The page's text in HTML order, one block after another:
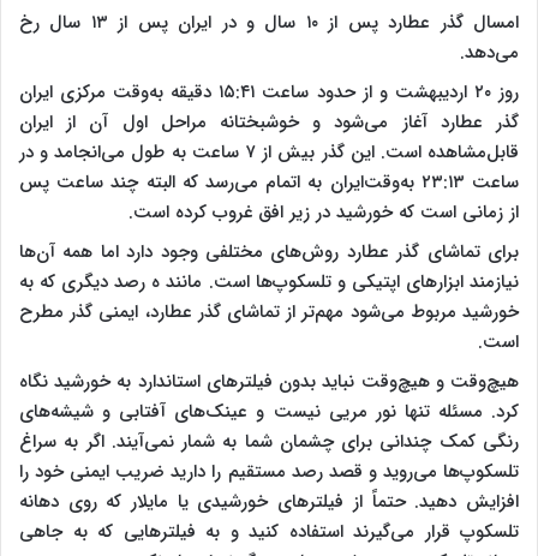
امسال گذر عطارد پس از ۱۰ سال و در ایران پس از ۱۳ سال رخ
می‌دهد.
روز ۲۰ اردیبهشت و از حدود ساعت ۱۵:۴۱ دقیقه به‌وقت مرکزی ایران
گذر عطارد آغاز می‌شود و خوشبختانه مراحل اول آن از ایران
قابل‌مشاهده است. این گذر بیش از ۷ ساعت به طول می‌انجامد و در
ساعت ۲۳:۱۳ به‌وقت‌ایران به اتمام می‌رسد که البته چند ساعت پس
از زمانی است که خورشید در زیر افق غروب کرده است.
برای تماشای گذر عطارد روش‌های مختلفی وجود دارد اما همه آن‌ها
نیازمند ابزارهای اپتیکی و تلسکوپ‌ها است. مانند ه رصد دیگری که به
خورشید مربوط می‌شود مهم‌تر از تماشای گذر عطارد، ایمنی گذر مطرح
است.
هیچ‌وقت و هیچ‌وقت نباید بدون فیلترهای استاندارد به خورشید نگاه
کرد. مسئله تنها نور مریی نیست و عینک‌های آفتابی و شیشه‌های
رنگی کمک چندانی برای چشمان شما به شمار نمی‌آیند. اگر به سراغ
تلسکوپ‌ها می‌روید و قصد رصد مستقیم را دارید ضریب ایمنی خود را
افزایش دهید. حتماً از فیلترهای خورشیدی یا مایلار که روی دهانه
تلسکوپ قرار می‌گیرند استفاده کنید و به فیلترهایی که به جاهی